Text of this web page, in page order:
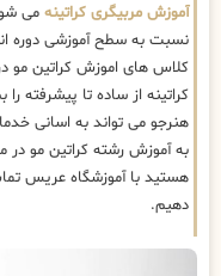
آموزش مربیگری کراتینه می
نسبت به سطح آموزشی دوره
کلاس های اموزش کراتین مو در
کراتینه از ساده تا پیشرفته
هنرجو می تواند به اسانی
به آموزش رشته کراتین مو در
هستید با آموزشگاه عریس
دهیم.